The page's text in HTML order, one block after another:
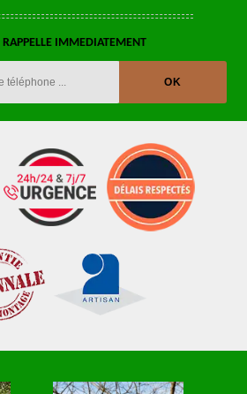
RAPPELLE IMMEDIATEMENT